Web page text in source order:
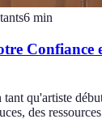
6 min
Confiance
qu'artiste
des